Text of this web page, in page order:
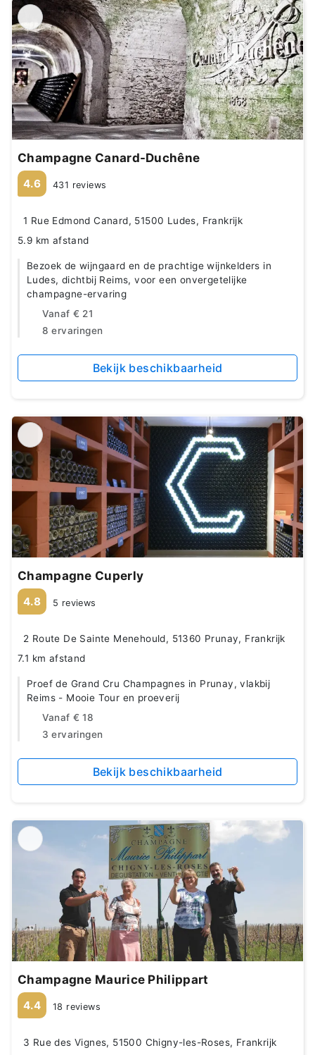
Champagne Canard-Duchêne
4.6 431 reviews
1 Rue Edmond Canard, 51500 Ludes, Frankrijk
5.9 km afstand
Bezoek de wijngaard en de prachtige wijnkelders in
Ludes, dichtbij Reims, voor een onvergetelijke
champagne-ervaring
Vanaf € 21
8 ervaringen
Bekijk beschikbaarheid
Champagne Cuperly
4.8 5 reviews
2 Route De Sainte Menehould, 51360 Prunay, Frankrijk
7.1 km afstand
Proef de Grand Cru Champagnes in Prunay, vlakbij
Reims - Mooie Tour en proeverij
Vanaf € 18
3 ervaringen
Bekijk beschikbaarheid
Champagne Maurice Philippart
4.4 18 reviews
3 Rue des Vignes, 51500 Chigny-les-Roses, Frankrijk